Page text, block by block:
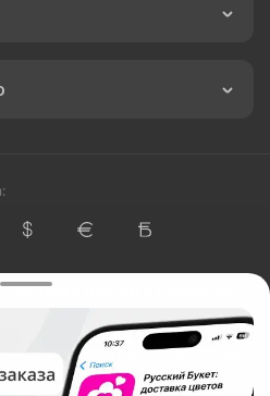
доставки цветов в Кемерово
«Технология»
5410081997